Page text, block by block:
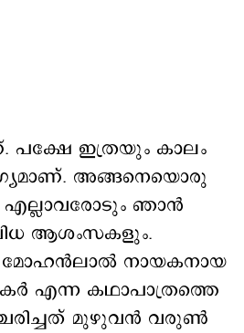
പക്ഷേ ഇത്രയും കാലം
അങ്ങനെയൊരു
എല്ലാവരോടും ഞാൻ
ആശംസകളും.
മോഹന്‍ലാല്‍ നായകനായ
എന്ന കഥാപാത്രത്തെ
മുഴുവന്‍ വരുണ്‍